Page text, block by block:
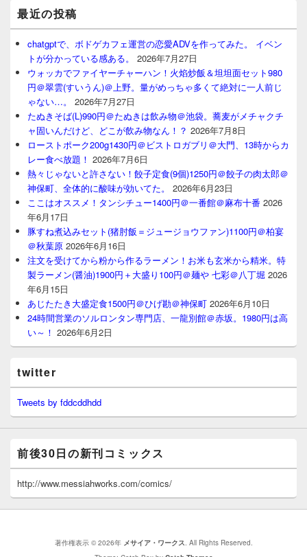
最近の投稿
chatgptで、ボドゲカフェ運営の恋愛ADVを作ってみた。 イベン
トが分かっている感ある。
2026年7月27日
ウォッカでファイヤーチャーハン！火焰炒飯＆坦坦面セット980
円＠翠雲(すいうん)＠上野。量がめっちゃ多くて絶対に一人前じ
ゃない…。
2026年7月27日
たぬきそば(L)990円＠たぬきは飲み物＠池袋。蕎麦がメチャクチ
ャ固いんだけど、どこが飲み物なん！？ 2026年7月8日
ローストポーク200g1430円＠ビストロガブリ＠大門、13時からカ
レー食べ放題！ 2026年7月6日
熱々じゃないと許さない！餃子定食(9個)1250円＠餃子の肉太郎＠
神保町、全体的に酸味が効いてた。
2026年6月23日
ここはオススメ！タンシチュー1400円＠一番館＠麻布十番 2026
年6月17日
豚すね煮込みセット(猪肘飯＝ジュージョウファン)1100円＠柏宴
＠秋葉原 2026年6月16日
注文を受けてから粉から作るラーメン！お米も玄米から精米。特
製ラーメン(醤油)1900円＋大盛り100円＠麺や 七彩＠八丁堀 2026
年6月15日
あじたたき大盛定食1500円＠ひげ勘＠神保町 2026年6月10日
24時間営業のソルロンタン専門店、一龍別館＠赤坂。1980円は高
い～！ 2026年6月2日
twitter
Tweets by fddcddhdd
前後30日の新刊コミックス
http://www.messiahworks.com/comics/
著作権表示 © 2026年 メサイア・ワークス. All Rights Reserved.